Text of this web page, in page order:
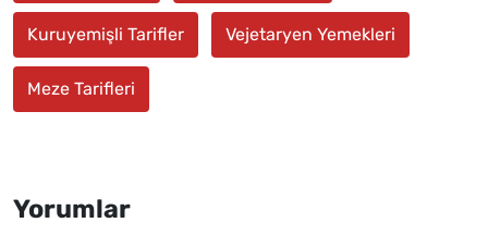
Kuruyemişli Tarifler Vejetaryen Yemekleri
Meze Tarifleri
Yorumlar